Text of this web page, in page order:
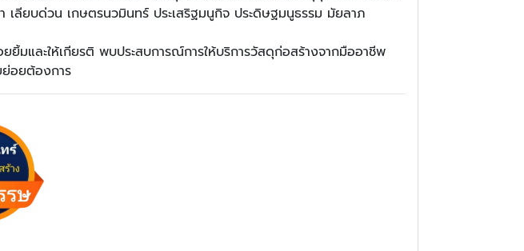
ลียบด่วน เกษตรนวมินทร์ ประเสริฐมนูกิจ ประดิษฐมนูธรรม มัยลาภ
มและให้เกียรติ พบประสบการณ์การให้บริการวัสดุก่อสร้างจากมืออาชีพ
ย่อยต้องการ